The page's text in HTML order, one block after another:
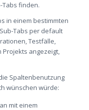
Tabs finden.
in einem bestimmten
Tabs per default
Testfälle,
Projekts angezeigt,
Spaltenbenutzung
wünschen würde:
mit einem